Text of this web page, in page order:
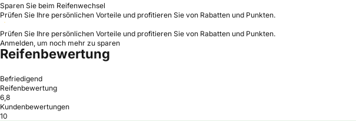
Sparen Sie beim Reifenwechsel
Prüfen Sie Ihre persönlichen Vorteile und profitieren Sie von Rabatten und Punkten.
Prüfen Sie Ihre persönlichen Vorteile und profitieren Sie von Rabatten und Punkten.
Anmelden, um noch mehr zu sparen
Reifenbewertung
Befriedigend
Reifenbewertung
6,8
Kundenbewertungen
10